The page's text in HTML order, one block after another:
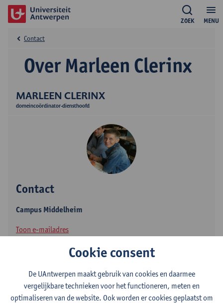
MENU
ZOEK
MARLEEN CLERINX
domeincoördinator-diensthoofd
Over Marleen Clerinx
Contact
Contact
Campus Middelheim
Toon e-mailadres
2020 Antwerpen, BEL
Cookie consent
De UAntwerpen maakt gebruik van cookies en daarmee
vergelijkbare technieken voor het functioneren, meten en
optimaliseren van de website. Ook worden er cookies geplaatst om